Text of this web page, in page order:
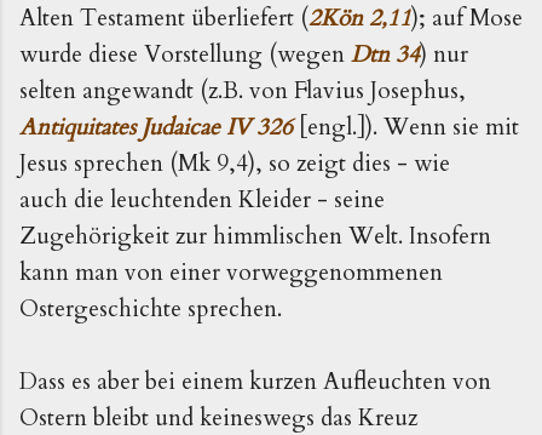
Alten Testament überliefert (2Kön 2,11); auf Mose
wurde diese Vorstellung (wegenDtn 34) nur
selten angewandt (z.B. von Flavius Josephus,
Antiquitates Judaicae IV 326[engl.]). Wenn sie mit
Jesus sprechen (Mk 9,4), so zeigt dies - wie
auch die leuchtenden Kleider - seine
Zugehörigkeit zur himmlischen Welt. Insofern
kann man von einer vorweggenommenen
Ostergeschichte sprechen.
Dass es aber bei einem kurzen Aufleuchten von
Ostern bleibt und keineswegs das Kreuz